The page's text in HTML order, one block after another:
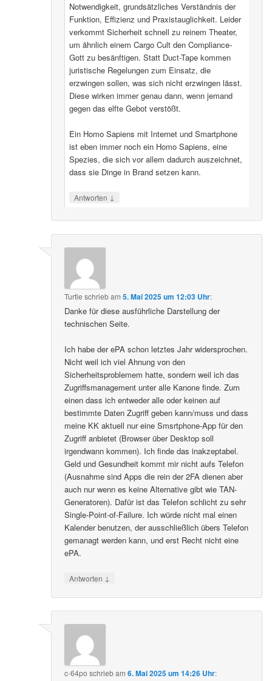
Notwendigkeit, grundsätzliches Verständnis der
Funktion, Effizienz und Praxistauglichkeit. Leider
verkommt Sicherheit schnell zu reinem Theater,
um ähnlich einem Cargo Cult den Compliance-
Gott zu besänftigen. Statt Duct-Tape kommen
juristische Regelungen zum Einsatz, die
erzwingen sollen, was sich nicht erzwingen lässt.
Diese wirken immer genau dann, wenn jemand
gegen das elfte Gebot verstößt.
Ein Homo Sapiens mit Internet und Smartphone
ist eben immer noch ein Homo Sapiens, eine
Spezies, die sich vor allem dadurch auszeichnet,
dass sie Dinge in Brand setzen kann.
Antworten ↓
Turtle schriebam5. Mai 2025 um 12:03 Uhr:
Danke für diese ausführliche Darstellung der
technischen Seite.
Ich habe der ePA schon letztes Jahr widersprochen.
Nicht weil ich viel Ahnung von den
Sicherheitsproblemem hatte, sondern weil ich das
Zugriffsmanagement unter alle Kanone finde. Zum
einen dass ich entweder alle oder keinen auf
bestimmte Daten Zugriff geben kann/muss und dass
meine KK aktuell nur eine Smsrtphone-App für den
Zugriff anbietet (Browser über Desktop soll
irgendwann kommen). Ich finde das inakzeptabel.
Geld und Gesundheit kommt mir nicht aufs Telefon
(Ausnahme sind Apps die rein der 2FA dienen aber
auch nur wenn es keine Alternative gibt wie TAN-
Generatoren). Dafür ist das Telefon schlicht zu sehr
Single-Point-of-Failure. Ich würde nicht mal einen
Kalender benutzen, der ausschließlich übers Telefon
gemanagt werden kann, und erst Recht nicht eine
ePA.
Antworten ↓
c-64po schriebam6. Mai 2025 um 14:26 Uhr: